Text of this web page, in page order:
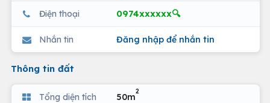
Điện thoại 0974xxxxxx🔍
Nhắn tin Đăng nhập để nhắn tin
Thông tin đất
Tổng diện tích 50m
2